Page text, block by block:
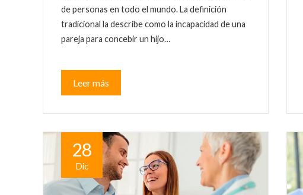
de personas en todo el mundo. La definición
tradicional la describe como la incapacidad de una
pareja para concebir un hijo…
Leer más
28
Dic